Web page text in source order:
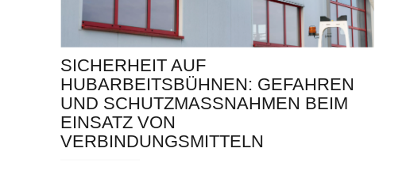
SICHERHEIT AUF
HUBARBEITSBÜHNEN: GEFAHREN
UND SCHUTZMASSNAHMEN BEIM E
INSATZ VON V
ERBINDUNGSMITTELN